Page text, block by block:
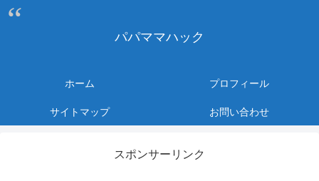
パパママハック
ホーム
プロフィール
サイトマップ
お問い合わせ
スポンサーリンク